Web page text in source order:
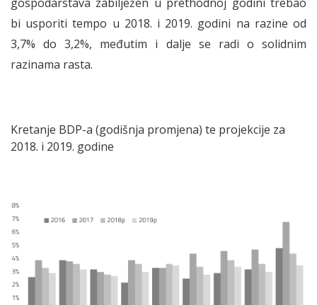
bi usporiti tempo u 2018. i 2019. godini na razine od
3,7% do 3,2%, međutim i dalje se radi o solidnim
razinama rasta.
Kretanje BDP-a (godišnja promjena) te projekcije za
2018. i 2019. godine